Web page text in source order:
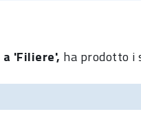
'Filiere', ha prodotto i